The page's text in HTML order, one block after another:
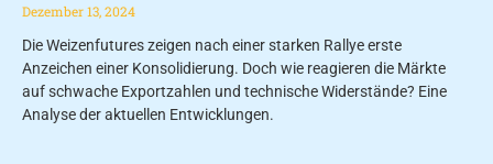
Dezember 13, 2024
Die Weizenfutures zeigen nach einer starken Rallye erste
Anzeichen einer Konsolidierung. Doch wie reagieren die Märkte
auf schwache Exportzahlen und technische Widerstände? Eine
Analyse der aktuellen Entwicklungen.